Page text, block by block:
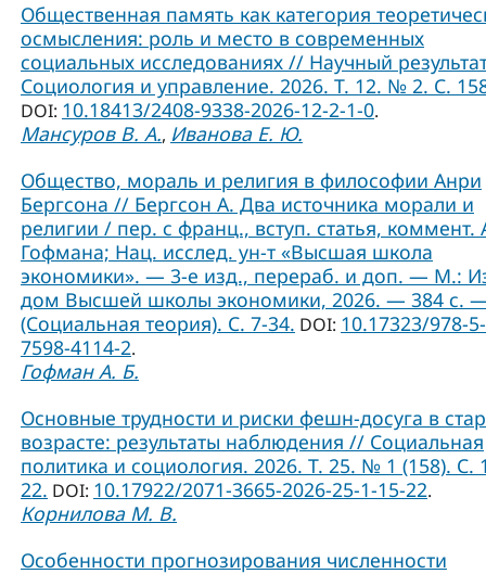
Общественная память как категория
осмысления: роль и место в современных
социальных исследованиях // Научный
Социология и управление. 2026. Т. 12. № 2. С.
DOI: 10.18413/2408-9338-2026-12-2-1-0.
Мансуров В. А., Иванова Е. Ю.
Общество, мораль и религия в философии Анри
Бергсона // Бергсон А. Два источника морали и
религии / пер. с франц., вступ. статья, коммент.
Гофмана; Нац. исслед. ун-т «Высшая школа
экономики». — 3-е изд., перераб. и доп. — М.:
дом Высшей школы экономики, 2026. — 384 с.
(Социальная теория). C. 7-34. DOI: 10.17323/978-5-
7598-4114-2.
Гофман А. Б.
Основные трудности и риски фешн-досуга в
возрасте: результаты наблюдения // Социальная
политика и социология. 2026. Т. 25. № 1 (158). С.
22. DOI: 10.17922/2071-3665-2026-25-1-15-22.
Корнилова М. В.
Особенности прогнозирования численности